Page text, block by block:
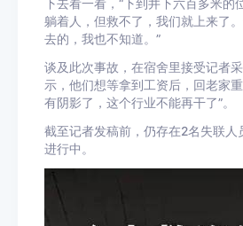
下去看一看，“下到井下六百多米的
躺着人，但救不了，我们就上来了
去的，我也不知道。”
谈及此次事故，在宿舍里接受记者
示，他们想等拿到工资后，回老家
有阴影了，这个行业不能再干了”。
截至记者发稿前，仍存在2名失联人
进行中。